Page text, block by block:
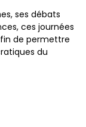
ses débats
ces journées
de permettre
du